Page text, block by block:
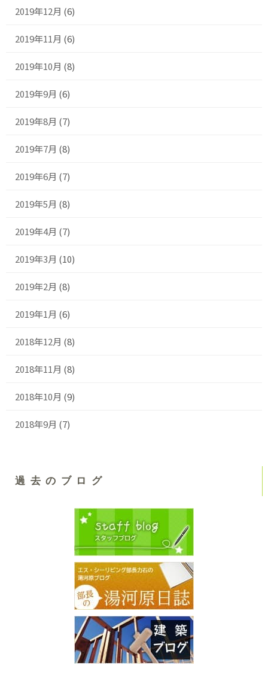
2019年12月 (6)
2019年11月 (6)
2019年10月 (8)
2019年9月 (6)
2019年8月 (7)
2019年7月 (8)
2019年6月 (7)
2019年5月 (8)
2019年4月 (7)
2019年3月 (10)
2019年2月 (8)
2019年1月 (6)
2018年12月 (8)
2018年11月 (8)
2018年10月 (9)
2018年9月 (7)
過去のブログ